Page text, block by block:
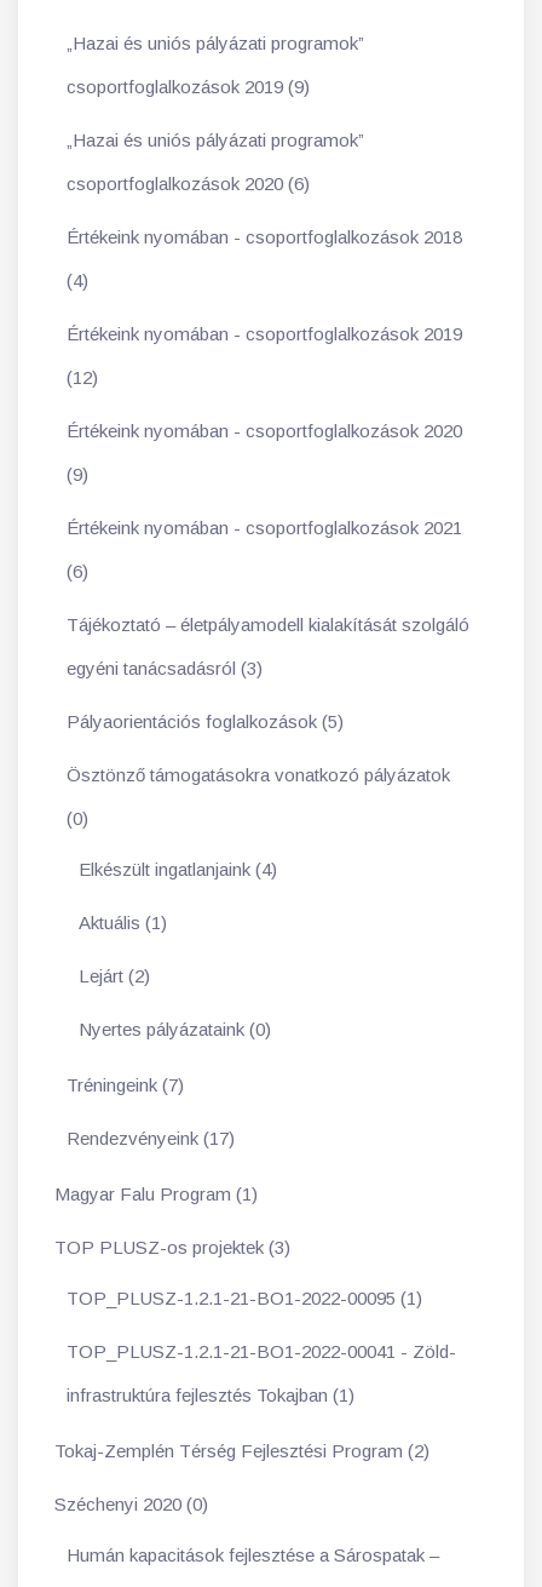
„Hazai és uniós pályázati programok”
csoportfoglalkozások 2019 (9)
„Hazai és uniós pályázati programok”
csoportfoglalkozások 2020 (6)
Értékeink nyomában - csoportfoglalkozások 2018
(4)
Értékeink nyomában - csoportfoglalkozások 2019
(12)
Értékeink nyomában - csoportfoglalkozások 2020
(9)
Értékeink nyomában - csoportfoglalkozások 2021
(6)
Tájékoztató – életpályamodell kialakítását szolgáló
egyéni tanácsadásról (3)
Pályaorientációs foglalkozások (5)
Ösztönző támogatásokra vonatkozó pályázatok
(0)
Elkészült ingatlanjaink (4)
Aktuális (1)
Lejárt (2)
Nyertes pályázataink (0)
Tréningeink (7)
Rendezvényeink (17)
Magyar Falu Program (1)
TOP PLUSZ-os projektek (3)
TOP_PLUSZ-1.2.1-21-BO1-2022-00095 (1)
TOP_PLUSZ-1.2.1-21-BO1-2022-00041 - Zöld-
infrastruktúra fejlesztés Tokajban (1)
Tokaj-Zemplén Térség Fejlesztési Program (2)
Széchenyi 2020 (0)
Humán kapacitások fejlesztése a Sárospatak –